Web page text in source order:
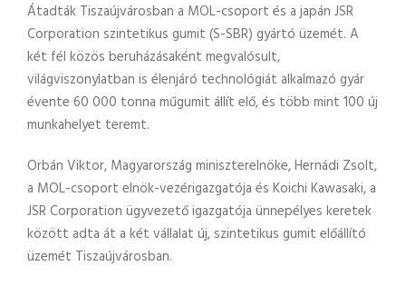
Átadták Tiszaújvárosban a MOL-csoport és a japán JSR
Corporation szintetikus gumit (S-SBR) gyártó üzemét. A
két fél közös beruházásaként megvalósult,
világviszonylatban is élenjáró technológiát alkalmazó gyár
évente 60 000 tonna műgumit állít elő, és több mint 100 új
munkahelyet teremt.
Orbán Viktor, Magyarország miniszterelnöke, Hernádi Zsolt,
a MOL-csoport elnök-vezérigazgatója és Koichi Kawasaki, a
JSR Corporation ügyvezető igazgatója ünnepélyes keretek
között adta át a két vállalat új, szintetikus gumit előállító
üzemét Tiszaújvárosban.